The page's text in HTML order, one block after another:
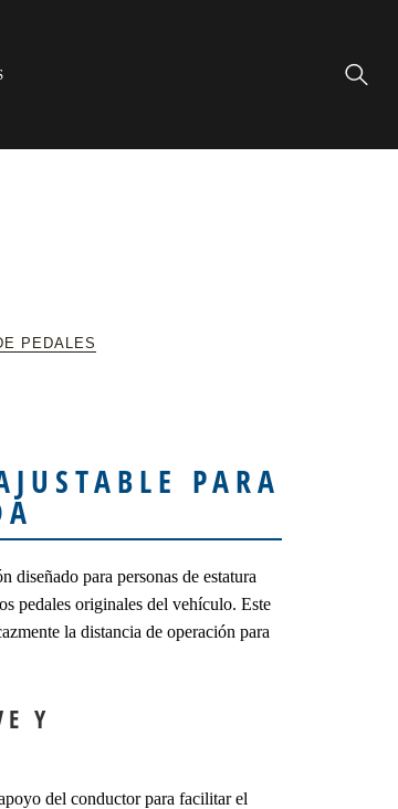
PEDALES
PARA
diseñado para personas de estatura
pedales originales del vehículo. Este
la distancia de operación para
Y
del conductor para facilitar el